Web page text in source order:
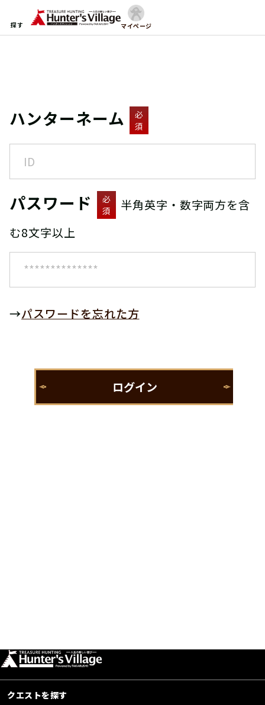
探す マイページ
ハンターネーム
必
須
パスワード
必
須
半角英字・数字両方を含
む8文字以上
→パスワードを忘れた方
クエストを探す